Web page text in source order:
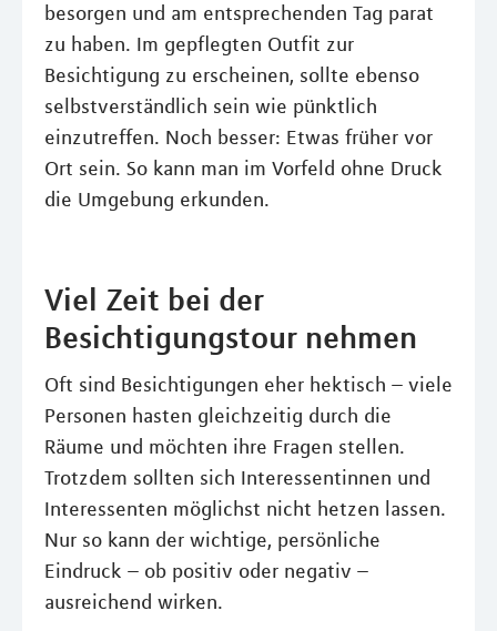
besorgen und am entsprechenden Tag parat
zu haben. Im gepflegten Outfit zur
Besichtigung zu erscheinen, sollte ebenso
selbstverständlich sein wie pünktlich
einzutreffen. Noch besser: Etwas früher vor
Ort sein. So kann man im Vorfeld ohne Druck
die Umgebung erkunden.
Viel Zeit bei der
Besichtigungstour nehmen
Oft sind Besichtigungen eher hektisch – viele
Personen hasten gleichzeitig durch die
Räume und möchten ihre Fragen stellen.
Trotzdem sollten sich Interessentinnen und
Interessenten möglichst nicht hetzen lassen.
Nur so kann der wichtige, persönliche
Eindruck – ob positiv oder negativ –
ausreichend wirken.